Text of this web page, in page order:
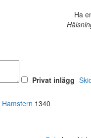
Ha
Privat inlägg
Hamstern 1340